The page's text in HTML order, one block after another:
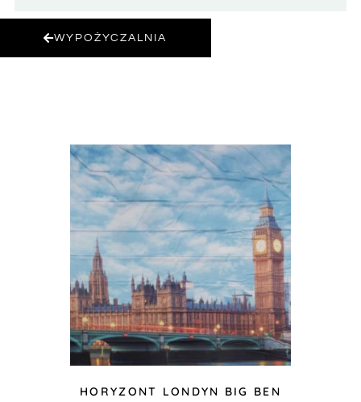
WYPOŻYCZALNIA
HORYZONT LONDYN BIG BEN